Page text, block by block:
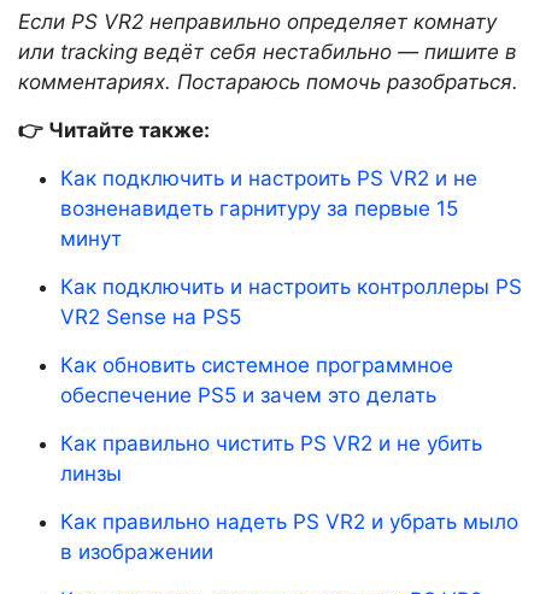
Если PS VR2 неправильно определяет комнату
или tracking ведёт себя нестабильно — пишите в
комментариях. Постараюсь помочь разобраться.
👉 Читайте также:
Как подключить и настроить PS VR2 и не
возненавидеть гарнитуру за первые 15
минут
Как подключить и настроить контроллеры PS
VR2 Sense на PS5
Как обновить системное программное
обеспечение PS5 и зачем это делать
Как правильно чистить PS VR2 и не убить
линзы
Как правильно надеть PS VR2 и убрать мыло
в изображении